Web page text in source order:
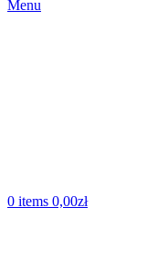
Menu
0 items 0,00zł